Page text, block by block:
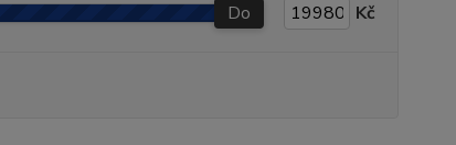
Do Kč